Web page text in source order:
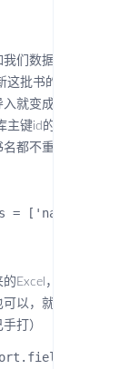
们数据库本来就
这批书的数据，那
就变成新增了，
主键id的，所以这
都不重复的）
Excel，列名全是
以，就是需要花
打）